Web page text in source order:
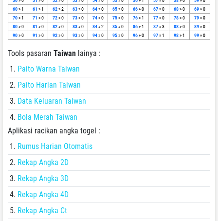
60» 1 61 » 1 62» 2 63» 0 64» 0 65» 0 66» 0 67» 0 68» 0 69» 0
70» 1 71 » 0 72» 0 73» 0 74» 0 75» 0 76» 1 77» 0 78» 0 79» 0
80» 0 81 » 0 82» 0 83» 0 84» 2 85» 0 86» 1 87» 3 88» 0 89» 0
90» 0 91 » 0 92» 0 93» 0 94» 0 95» 0 96» 0 97» 1 98» 1 99» 0
Tools pasaran Taiwan lainya :
Paito Warna Taiwan
Paito Harian Taiwan
Data Keluaran Taiwan
Bola Merah Taiwan
Aplikasi racikan angka togel :
Rumus Harian Otomatis
Rekap Angka 2D
Rekap Angka 3D
Rekap Angka 4D
Rekap Angka Ct